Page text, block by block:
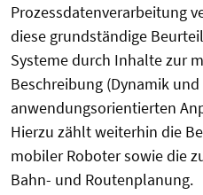
Prozessdatenverarbeitung
diese grundständige
Systeme durch Inhalte zur
Beschreibung (Dynamik
anwendungsorientierten
Hierzu zählt weiterhin die
mobiler Roboter sowie die
Bahn- und Routenplanung.